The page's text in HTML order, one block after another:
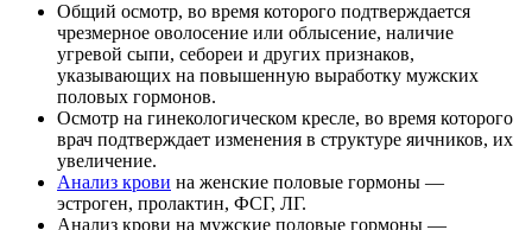
Общий осмотр, во время которого подтверждается
чрезмерное оволосение или облысение, наличие
угревой сыпи, себореи и других признаков,
указывающих на повышенную выработку мужских
половых гормонов.
Осмотр на гинекологическом кресле, во время которого
врач подтверждает изменения в структуре яичников, их
увеличение.
Анализ крови на женские половые гормоны —
эстроген, пролактин, ФСГ, ЛГ.
Анализ крови на мужские половые гормоны —